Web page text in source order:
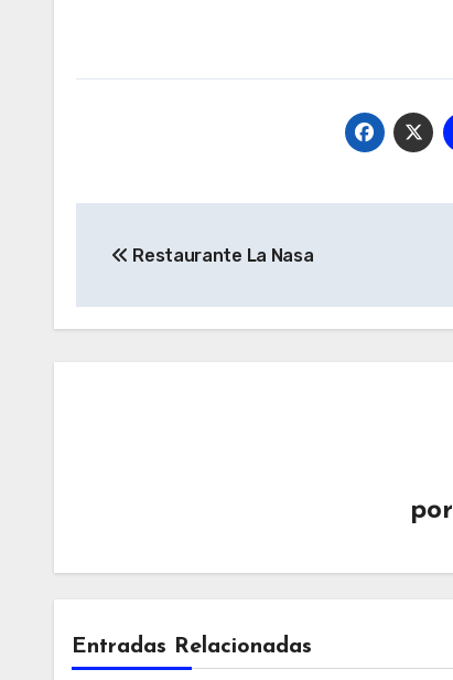
de
entradas
Restaurante La Nasa
por
Entradas Relacionadas